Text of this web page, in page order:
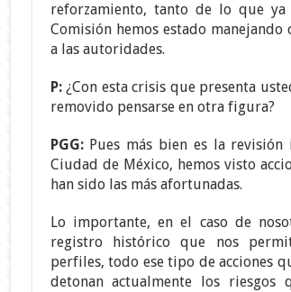
reforzamiento, tanto de lo que
Comisión hemos estado
a las autoridades.
P:¿Con esta crisis que presenta
removido pensarse en otra figura?
PGG:Pues más bien es la
Ciudad de México, hemos visto
han sido las más afortunadas.
Lo importante, en el caso de
registro histórico que nos
perfiles, todo ese tipo de acciones
detonan actualmente los riesgos